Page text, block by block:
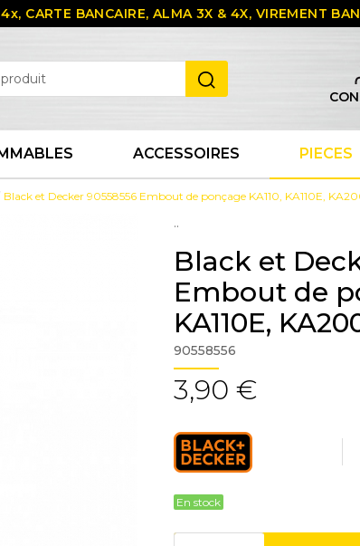
CARTE BANCAIRE, ALMA 3X & 4X, VIREMENT
ACCESSOIRES PIECES
Black et Decker 90558556 Embout de ponçage KA110, KA110E,
..
Black et
Embout de
KA110E,
90558556
3,90 €
En stock